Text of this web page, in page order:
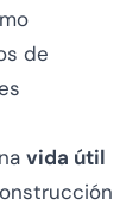
de
vida útil